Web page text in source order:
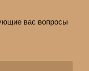
вас вопросы